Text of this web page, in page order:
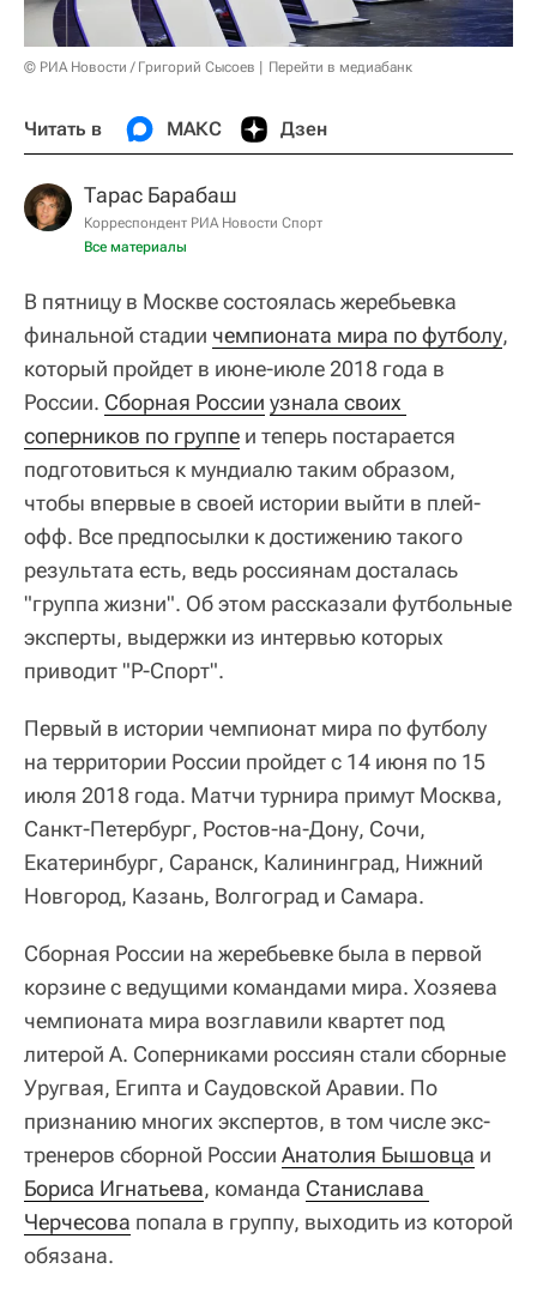
© РИА Новости / Григорий Сысоев Перейти в медиабанк
Читать в МАКС Дзен
Тарас Барабаш
Корреспондент РИА Новости Спорт
Все материалы
В пятницу в Москве состоялась жеребьевка
финальной стадии чемпионата мира по футболу,
который пройдет в июне-июле 2018 года в
России. Сборная России узнала своих
соперников по группе и теперь постарается
подготовиться к мундиалю таким образом,
чтобы впервые в своей истории выйти в плей-
офф. Все предпосылки к достижению такого
результата есть, ведь россиянам досталась
"группа жизни". Об этом рассказали футбольные
эксперты, выдержки из интервью которых
приводит "Р-Спорт".
Первый в истории чемпионат мира по футболу
на территории России пройдет с 14 июня по 15
июля 2018 года. Матчи турнира примут Москва,
Санкт-Петербург, Ростов-на-Дону, Сочи,
Екатеринбург, Саранск, Калининград, Нижний
Новгород, Казань, Волгоград и Самара.
Сборная России на жеребьевке была в первой
корзине с ведущими командами мира. Хозяева
чемпионата мира возглавили квартет под
литерой А. Соперниками россиян стали сборные
Уругвая, Египта и Саудовской Аравии. По
признанию многих экспертов, в том числе экс-
тренеров сборной России Анатолия Бышовца и
Бориса Игнатьева, команда Станислава
Черчесова попала в группу, выходить из которой
обязана.